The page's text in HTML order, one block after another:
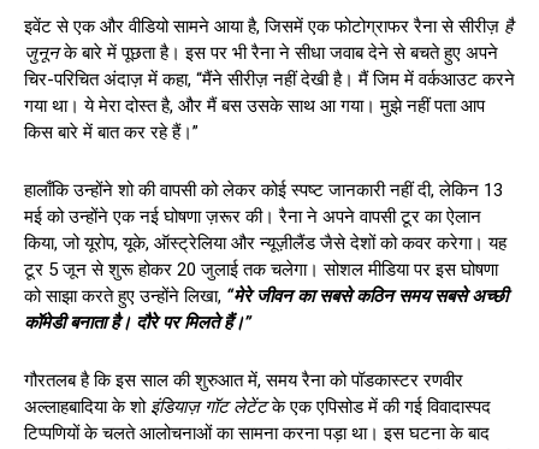
इवेंट से एक और वीडियो सामने आया है, जिसमें एक फोटोग्राफर रैना से सीरीज़ है
जुनूनके बारे में पूछता है। इस पर भी रैना ने सीधा जवाब देने से बचते हुए अपने
चिर-परिचित अंदाज़ में कहा, “मैंने सीरीज़ नहीं देखी है। मैं जिम में वर्कआउट करने
गया था। ये मेरा दोस्त है, और मैं बस उसके साथ आ गया। मुझे नहीं पता आप
किस बारे में बात कर रहे हैं।”
हालाँकि उन्होंने शो की वापसी को लेकर कोई स्पष्ट जानकारी नहीं दी, लेकिन 13
मई को उन्होंने एक नई घोषणा ज़रूर की। रैना ने अपने वापसी टूर का ऐलान
किया, जो यूरोप, यूके, ऑस्ट्रेलिया और न्यूज़ीलैंड जैसे देशों को कवर करेगा। यह
टूर 5 जून से शुरू होकर 20 जुलाई तक चलेगा। सोशल मीडिया पर इस घोषणा
को साझा करते हुए उन्होंने लिखा, “मेरे जीवन का सबसे कठिन समय सबसे अच्छी
कॉमेडी बनाता है। दौरे पर मिलते हैं।”
गौरतलब है कि इस साल की शुरुआत में, समय रैना को पॉडकास्टर रणवीर
अल्लाहबादिया के शो इंडियाज़ गॉट लेटेंटके एक एपिसोड में की गई विवादास्पद
टिप्पणियों के चलते आलोचनाओं का सामना करना पड़ा था। इस घटना के बाद